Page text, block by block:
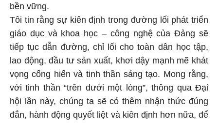
bền vững.
Tôi tin rằng sự kiên định trong đường lối phát triển
giáo dục và khoa học – công nghệ của Đảng sẽ
tiếp tục dẫn đường, chỉ lối cho toàn dân học tập,
lao động, đầu tư sản xuất, khơi dậy mạnh mẽ khát
vọng cống hiến và tinh thần sáng tạo. Mong rằng,
với tinh thần “trên dưới một lòng”, thông qua Đại
hội lần này, chúng ta sẽ có thêm nhận thức đúng
đắn, hành động quyết liệt và kiên định hơn nữa, để